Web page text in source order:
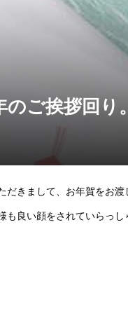
のご挨拶回
だきまして、お年賀をお
良い顔をされていらっ